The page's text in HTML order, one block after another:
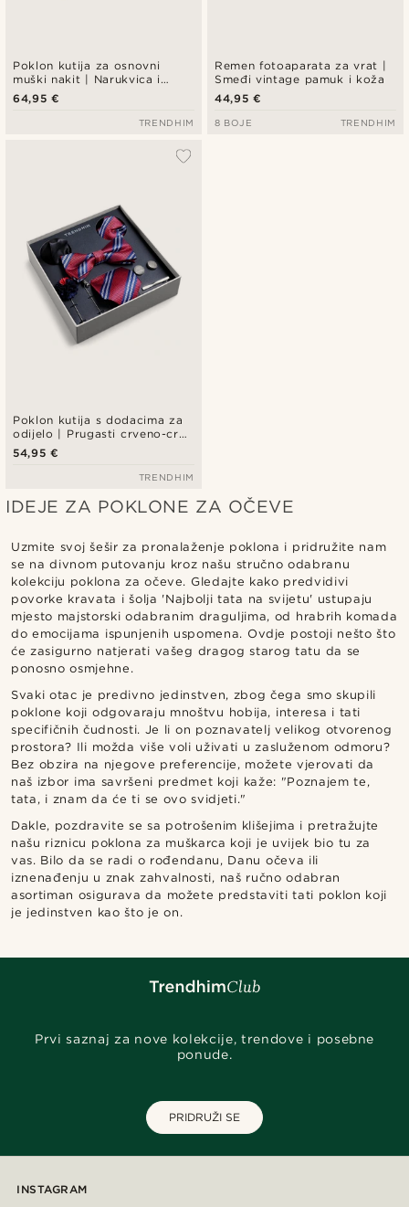
Poklon kutija za osnovni
muški nakit | Narukvica i
ogrlica od nehrđajućeg čelika
64,95 €
TRENDHIM
Remen fotoaparata za vrat |
Smeđi vintage pamuk i koža
44,95 €
8 BOJE TRENDHIM
Poklon kutija s dodacima za
odijelo | Prugasti crveno-crni
set
54,95 €
TRENDHIM
IDEJE ZA POKLONE ZA OČEVE
Uzmite svoj šešir za pronalaženje poklona i pridružite nam
se na divnom putovanju kroz našu stručno odabranu
kolekciju poklona za očeve. Gledajte kako predvidivi
povorke kravata i šolja 'Najbolji tata na svijetu' ustupaju
mjesto majstorski odabranim draguljima, od hrabrih komada
do emocijama ispunjenih uspomena. Ovdje postoji nešto što
će zasigurno natjerati vašeg dragog starog tatu da se
ponosno osmjehne.
Svaki otac je predivno jedinstven, zbog čega smo skupili
poklone koji odgovaraju mnoštvu hobija, interesa i tati
specifičnih čudnosti. Je li on poznavatelj velikog otvorenog
prostora? Ili možda više voli uživati u zasluženom odmoru?
Bez obzira na njegove preferencije, možete vjerovati da
naš izbor ima savršeni predmet koji kaže: "Poznajem te,
tata, i znam da će ti se ovo svidjeti."
Dakle, pozdravite se sa potrošenim klišejima i pretražujte
našu riznicu poklona za muškarca koji je uvijek bio tu za
vas. Bilo da se radi o rođendanu, Danu očeva ili
iznenađenju u znak zahvalnosti, naš ručno odabran
asortiman osigurava da možete predstaviti tati poklon koji
je jedinstven kao što je on.
Prvi saznaj za nove kolekcije, trendove i posebne
ponude.
PRIDRUŽI SE
INSTAGRAM